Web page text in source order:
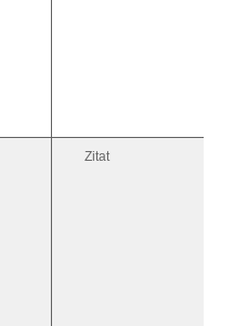
Zitat